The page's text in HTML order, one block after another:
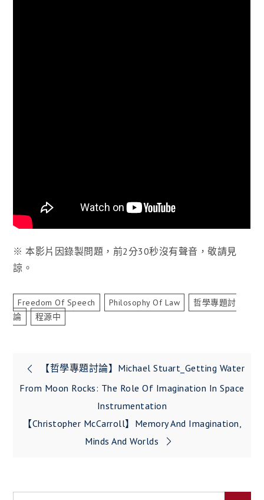
※ 本影片因錄製問題，前2分30秒沒有聲音，敬請見
諒。
Freedom Of Speech Philosophy Of Law
哲學專題討
論
程源中
文
章
導
【哲學專題討論】Michael Stuart_Getting Water
From Moon Rocks: The Role Of Imagination In Space
Instrumentation
【Christopher McCarroll】Memory And Imagination,
Minds And Worlds